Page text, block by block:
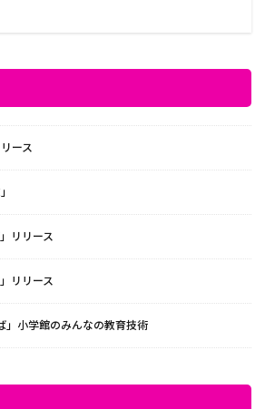
ース
リリース
リリース
」小学館のみんなの教育技術